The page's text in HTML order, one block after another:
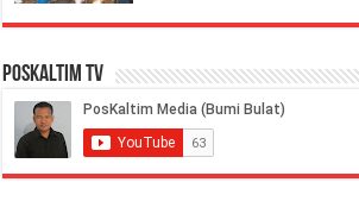
PosKaltim TV